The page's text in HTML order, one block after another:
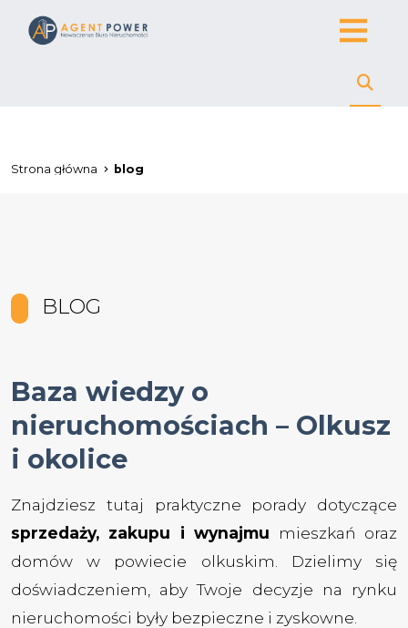
Strona główna blog
BLOG
Baza wiedzy o
nieruchomościach – Olkusz
i okolice
Znajdziesz tutaj praktyczne porady dotyczące
sprzedaży, zakupu i wynajmu mieszkań oraz
domów w powiecie olkuskim. Dzielimy się
doświadczeniem, aby Twoje decyzje na rynku
nieruchomości były bezpieczne i zyskowne.